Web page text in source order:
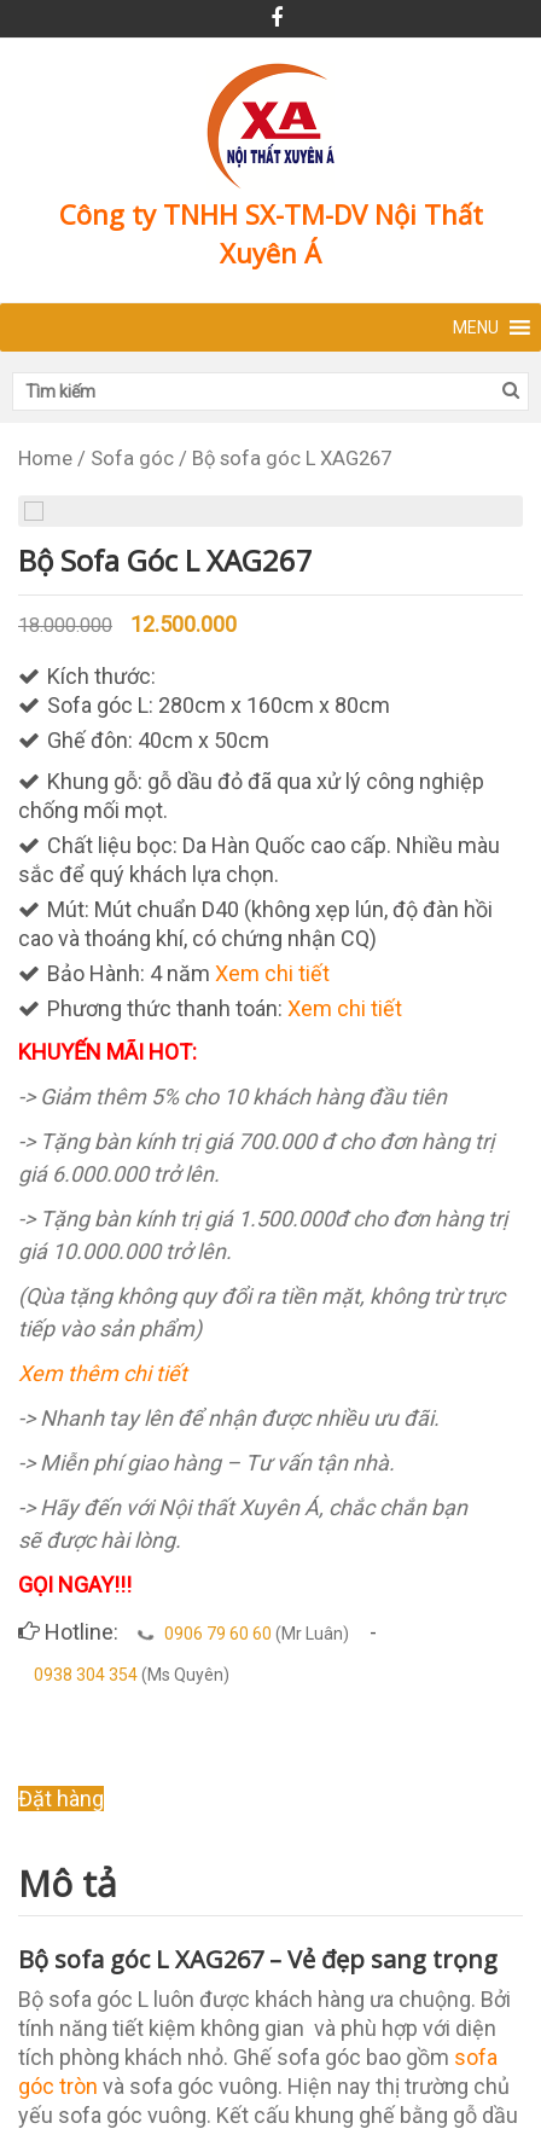
Công ty TNHH SX-TM-DV Nội Thất
Xuyên Á
MENU
Home / Sofa góc / Bộ sofa góc L XAG267
Bộ Sofa Góc L XAG267
18.000.000 12.500.000
Kích thước:
Sofa góc L: 280cm x 160cm x 80cm
Ghế đôn: 40cm x 50cm
Khung gỗ: gỗ dầu đỏ đã qua xử lý công nghiệp
chống mối mọt.
Chất liệu bọc: Da Hàn Quốc cao cấp. Nhiều màu
sắc để quý khách lựa chọn.
Mút: Mút chuẩn D40 (không xẹp lún, độ đàn hồi
cao và thoáng khí, có chứng nhận CQ)
Bảo Hành: 4 năm Xem chi tiết
Phương thức thanh toán: Xem chi tiết
KHUYẾN MÃI HOT:
-> Giảm thêm 5% cho 10 khách hàng đầu tiên
-> Tặng bàn kính trị giá 700.000 đ cho đơn hàng trị
giá 6.000.000 trở lên.
-> Tặng bàn kính trị giá 1.500.000đ cho đơn hàng trị
giá 10.000.000 trở lên.
(Qùa tặng không quy đổi ra tiền mặt, không trừ trực
tiếp vào sản phẩm)
Xem thêm chi tiết
-> Nhanh tay lên để nhận được nhiều ưu đãi.
-> Miễn phí giao hàng – Tư vấn tận nhà.
-> Hãy đến với Nội thất Xuyên Á, chắc chắn bạn
sẽ được hài lòng.
GỌI NGAY!!!
Hotline:
0906 79 60 60 (Mr Luân) -
0938 304 354(Ms Quyên)
Original
was:
18.000.000 ₫.
Current
12.500.000 ₫.
Đặt hàng
Mô tả
Bộ sofa góc L XAG267 – Vẻ đẹp sang trọng
Bộ sofa góc L luôn được khách hàng ưa chuộng. Bởi
tính năng tiết kiệm không gian và phù hợp với diện
tích phòng khách nhỏ. Ghế sofa góc bao gồm sofa
góc tròn và sofa góc vuông. Hiện nay thị trường chủ
yếu sofa góc vuông. Kết cấu khung ghế bằng gỗ dầu